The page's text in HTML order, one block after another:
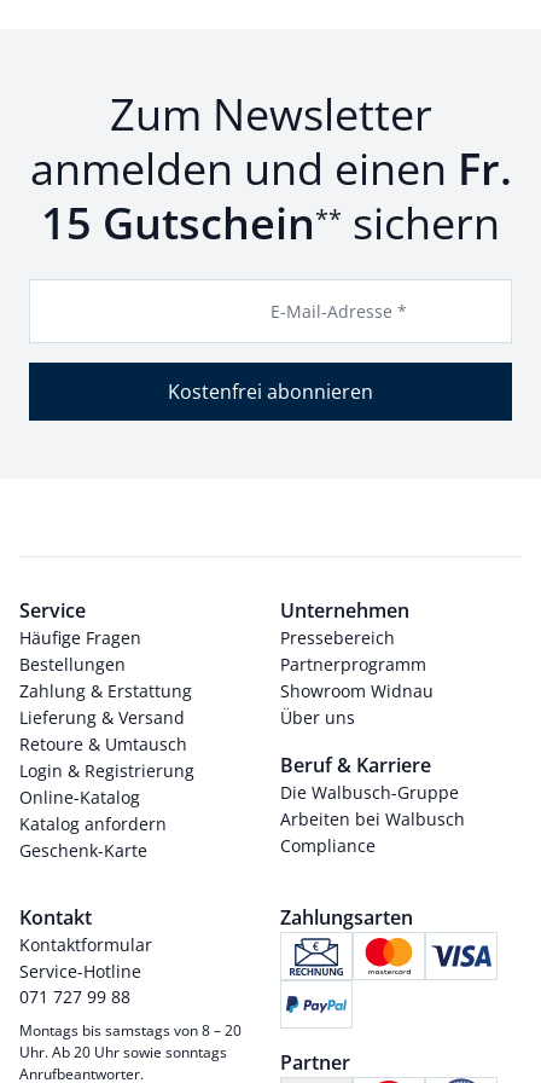
Zum Newsletter
anmelden und einen Fr.
15 Gutschein** sichern
E-Mail-Adresse *
Kostenfrei abonnieren
Service
Häufige Fragen
Bestellungen
Zahlung & Erstattung
Lieferung & Versand
Retoure & Umtausch
Login & Registrierung
Online-Katalog
Katalog anfordern
Geschenk-Karte
Unternehmen
Pressebereich
Partnerprogramm
Showroom Widnau
Über uns
Beruf & Karriere
Die Walbusch-Gruppe
Arbeiten bei Walbusch
Compliance
Kontakt
Kontaktformular
Service-Hotline
071 727 99 88
Montags bis samstags von 8 – 20
Uhr. Ab 20 Uhr sowie sonntags
Anrufbeantworter.
Zahlungsarten
Partner